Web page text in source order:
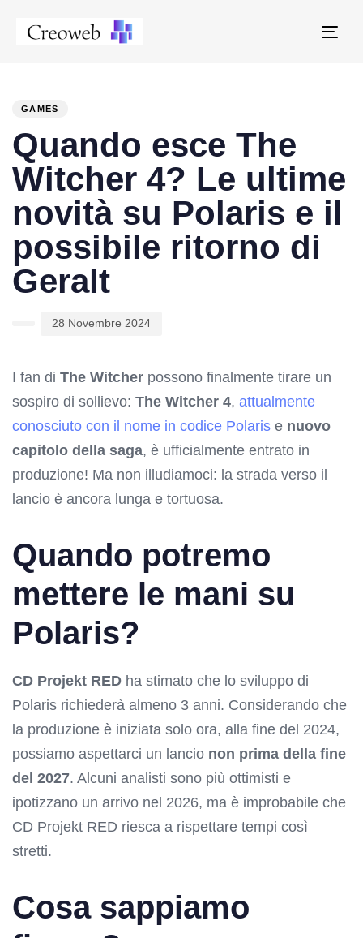
GAMES
Quando esce The
Witcher 4? Le ultime
novità su Polaris e il
possibile ritorno di
Geralt
28 Novembre 2024
I fan di The Witcher possono finalmente tirare un
sospiro di sollievo: The Witcher 4, attualmente
conosciuto con il nome in codice Polaris e nuovo
capitolo della saga, è ufficialmente entrato in
produzione! Ma non illudiamoci: la strada verso il
lancio è ancora lunga e tortuosa.
Quando potremo
mettere le mani su
Polaris?
CD Projekt RED ha stimato che lo sviluppo di
Polaris richiederà almeno 3 anni. Considerando che
la produzione è iniziata solo ora, alla fine del 2024,
possiamo aspettarci un lancio non prima della fine
del 2027. Alcuni analisti sono più ottimisti e
ipotizzano un arrivo nel 2026, ma è improbabile che
CD Projekt RED riesca a rispettare tempi così
stretti.
Cosa sappiamo